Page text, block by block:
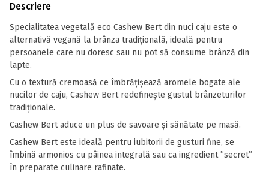
Descriere
Specialitatea vegetală eco Cashew Bert din nuci caju este o
alternativă vegană la brânza tradițională, ideală pentru
persoanele care nu doresc sau nu pot să consume brânză din
lapte.
Cu o textură cremoasă ce îmbrățișează aromele bogate ale
nucilor de caju, Cashew Bert redefinește gustul brânzeturilor
tradiționale.
Cashew Bert aduce un plus de savoare și sănătate pe masă.
Cashew Bert este ideală pentru iubitorii de gusturi fine, se
îmbină armonios cu pâinea integrală sau ca ingredient ”secret”
în preparate culinare rafinate.